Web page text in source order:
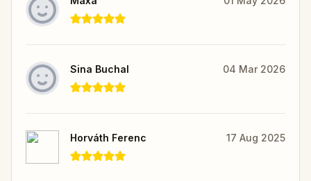
Sina Buchal 04 Mar 2026
Horváth Ferenc 17 Aug 2025